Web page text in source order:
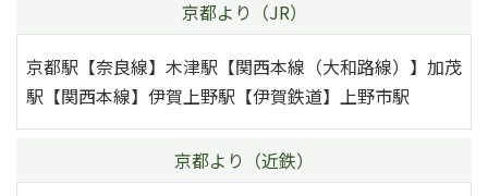
京都より（JR）
京都駅【奈良線】木津駅【関西本線（大和路線）】加茂
駅【関西本線】伊賀上野駅【伊賀鉄道】上野市駅
京都より（近鉄）